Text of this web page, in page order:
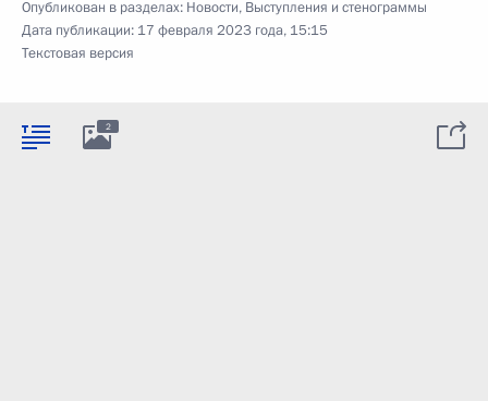
Опубликован в разделах: Новости, Выступления и стенограммы
Дата публикации: 17 февраля 2023 года, 15:15
Текстовая версия
2